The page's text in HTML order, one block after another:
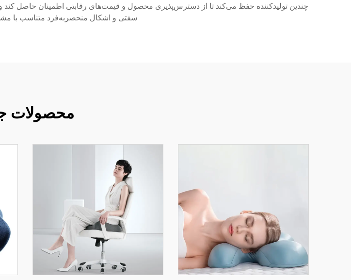
چندین تولیدکننده حفظ می‌کند تا از دسترس‌پذیری محصول و قیمت‌های رقابتی اطمینان حاصل
سفتی و اشکال منحصربه‌فرد متناسب با
محصولات